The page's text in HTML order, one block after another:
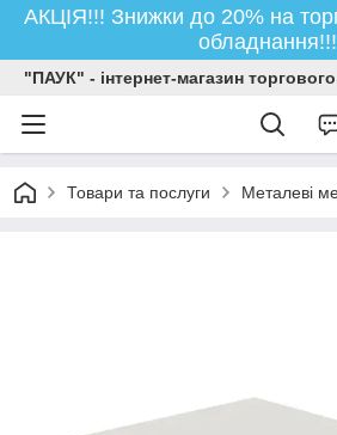
АКЦІЯ!!! Знижки до 20% на
обладнання!!!
"ПАУК" - інтернет-магазин
Товари та послуги Металеві